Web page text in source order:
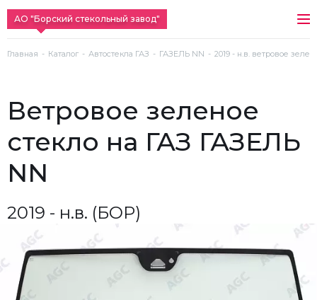
АО "Борский стекольный завод"
Главная Каталог Автостекла ГАЗ ГАЗЕЛЬ NN 2019 - н.в. ветровое
ветровое зеленое
стекло на ГАЗ ГАЗЕЛЬ
NN
2019 - н.в. (БОР)